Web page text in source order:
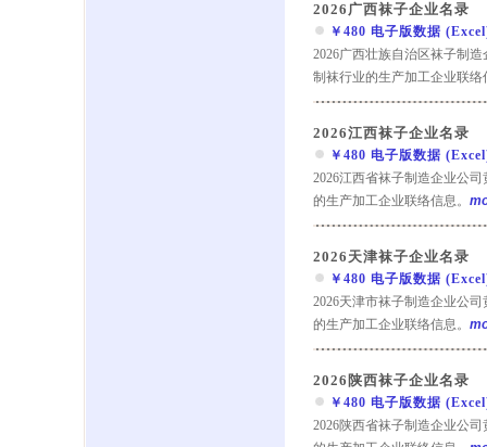
2026广西袜子企业名录
￥480 电子版数据
2026广西壮族自治区袜子制
制袜行业的生产加工企业联络
2026江西袜子企业名录
￥480 电子版数据
2026江西省袜子制造企业公
的生产加工企业联络信息。
2026天津袜子企业名录
￥480 电子版数据
2026天津市袜子制造企业公
的生产加工企业联络信息。
2026陕西袜子企业名录
￥480 电子版数据
2026陕西省袜子制造企业公